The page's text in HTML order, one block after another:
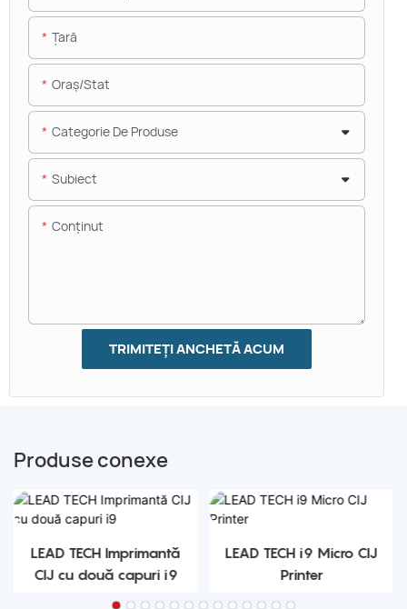
Ţară
Oraș/stat
Categorie De Produse
Subiect
Conţinut
TRIMITEȚI ANCHETĂ ACUM
Produse conexe
LEAD TECH Imprimantă
CIJ cu două capuri i9
LEAD TECH i9 Micro CIJ
Printer